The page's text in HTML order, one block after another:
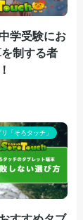
学受験にお
制する者
「そろタッチ」